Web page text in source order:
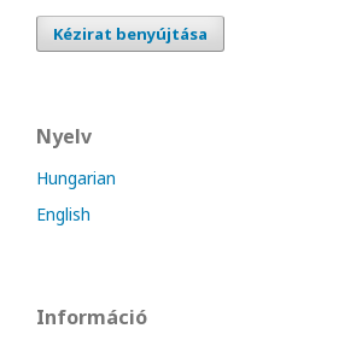
Kézirat benyújtása
Nyelv
Hungarian
English
Információ